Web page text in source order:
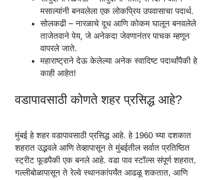
मसाल्यांनी बनवलेला एक लोकप्रिय उपवासाचा पदार्थ.
सोलकढी – नारळाचे दूध आणि कोकम घालून बनवलेले
ताजेतवाने पेय, जे अनेकदा जेवणानंतर पाचक म्हणून
वापरले जाते.
महाराष्ट्राने देऊ केलेल्या अनेक स्वादिष्ट पदार्थांपैकी हे
काही आहेत!
वडापावसाठी कोणते शहर प्रसिद्ध आहे?
मुंबई हे शहर वडापावसाठी प्रसिद्ध आहे. हे 1960 च्या दशकात
शहरात उद्भवले आणि तेव्हापासून ते मुंबईतील सर्वात प्रतिष्ठित
स्ट्रीट फूडपैकी एक बनले आहे. वडा पाव स्टॉल्स संपूर्ण शहरात,
गल्लीबोळापासून ते रेल्वे स्थानकांपर्यंत आढळू शकतात, आणि